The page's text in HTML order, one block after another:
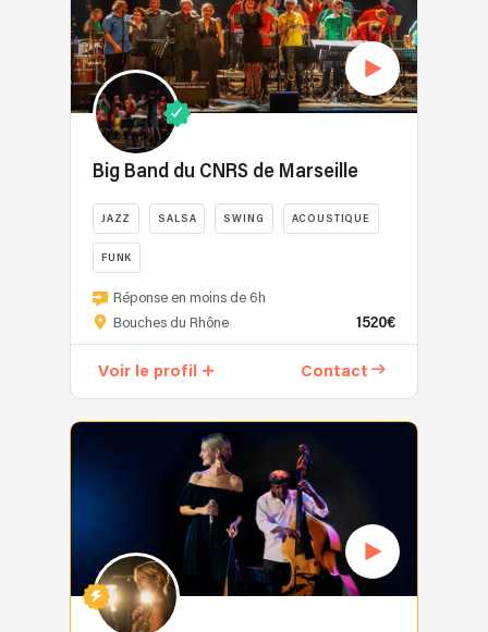
Big Band du CNRS de Marseille
JAZZ SALSA SWING ACOUSTIQUE
FUNK
Réponse en moins de 6h
Bouches du Rhône
1520€
Voir le profil Contact